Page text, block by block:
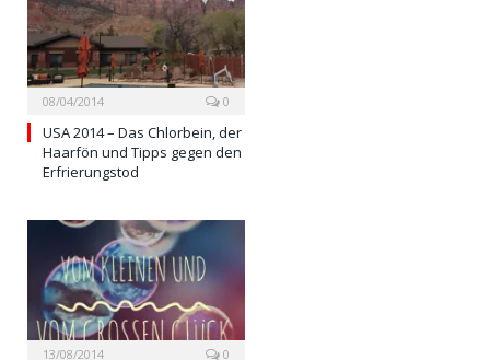
08/04/2014 0
USA 2014 – Das Chlorbein, der
Haarfön und Tipps gegen den
Erfrierungstod
13/08/2014 0